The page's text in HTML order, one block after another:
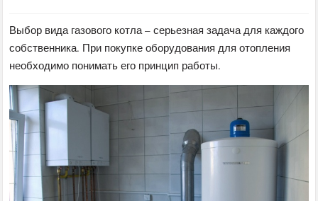
Выбор вида газового котла – серьезная задача для каждого
собственника. При покупке оборудования для отопления
необходимо понимать его принцип работы.